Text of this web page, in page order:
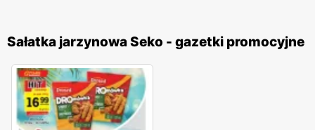
Sałatka jarzynowa Seko - gazetki promocyjne